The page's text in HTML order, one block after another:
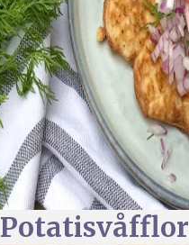
Potatisvåfflor